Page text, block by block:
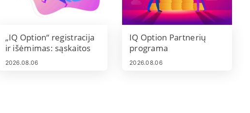
„IQ Option“ registracija
ir išėmimas: sąskaitos
registracija ir pinigų
2026.08.06
IQ Option Partnerių
programa
2026.08.06